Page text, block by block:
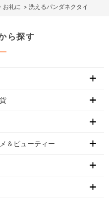
お礼に > 洗えるパンダネクタイ
ら探す
＆ビューティー